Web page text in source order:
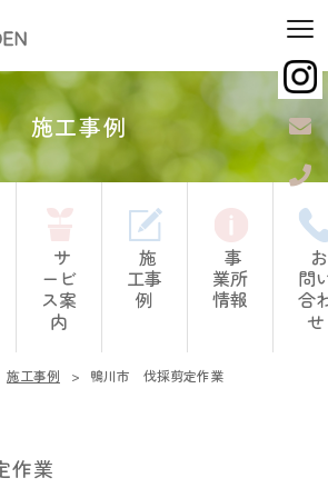
施工事例
サ
ービ
ス案
内
施
工事
例
事
業所
情報
お
問
合
せ
施工事例 鴨川市 伐採剪定作業
作業